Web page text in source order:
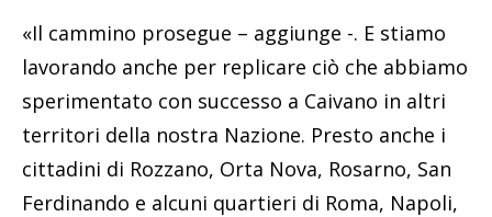
«Il cammino prosegue – aggiunge -. E stiamo
lavorando anche per replicare ciò che abbiamo
sperimentato con successo a Caivano in altri
territori della nostra Nazione. Presto anche i
cittadini di Rozzano, Orta Nova, Rosarno, San
Ferdinando e alcuni quartieri di Roma, Napoli,